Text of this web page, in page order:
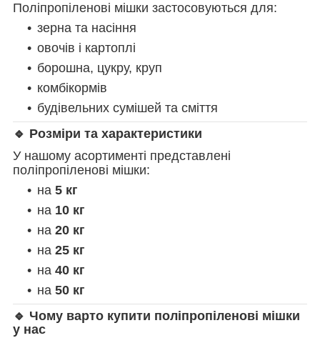
Поліпропіленові мішки застосовуються для:
зерна та насіння
овочів і картоплі
борошна, цукру, круп
комбікормів
будівельних сумішей та сміття
🔹 Розміри та характеристики
У нашому асортименті представлені
поліпропіленові мішки:
на 5 кг
на 10 кг
на 20 кг
на 25 кг
на 40 кг
на 50 кг
🔹 Чому варто купити поліпропіленові мішки
у нас